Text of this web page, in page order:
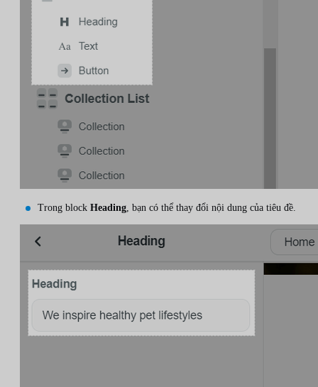
Trong block Heading , bạn có thể thay đổi nội dung của tiêu đề.